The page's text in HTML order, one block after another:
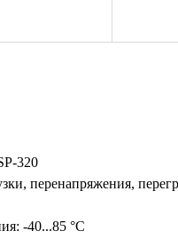
320
перенапряжения,
-40...85 °C